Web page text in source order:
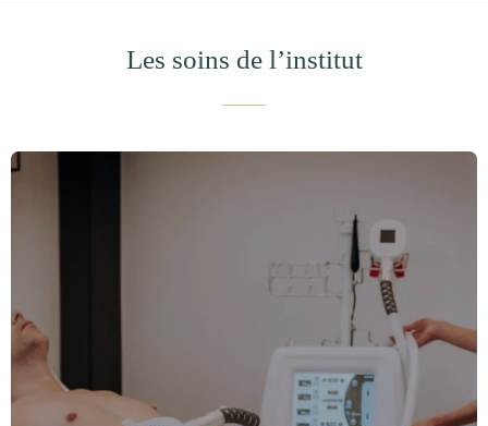
Les soins de l’institut